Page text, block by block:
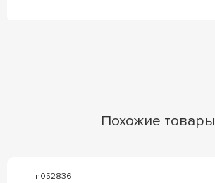
Похожие товары
n052836